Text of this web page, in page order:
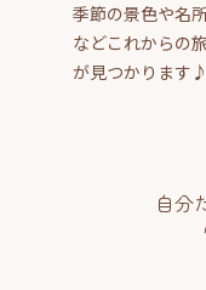
季節の景色や名
などこれからの
が見つかります♪
自分